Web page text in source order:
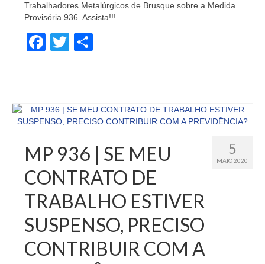
Trabalhadores Metalúrgicos de Brusque sobre a Medida
Provisória 936. Assista!!!
Facebook
Twitter
5
MAIO 2020
MP 936 | SE MEU
CONTRATO DE
TRABALHO ESTIVER
SUSPENSO, PRECISO
CONTRIBUIR COM A